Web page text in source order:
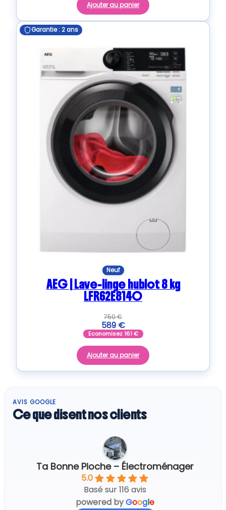
Ajouter au panier
Garantie : 2 ans
Neuf
AEG | Lave-linge hublot 8 kg
LFR62E814O
750€
589 €
Economisez161€
Ajouter au panier
AVIS GOOGLE
Ce que disent nos clients
Ta Bonne Pioche – Électroménager
5.0
Basé sur 116 avis
powered byGoogle